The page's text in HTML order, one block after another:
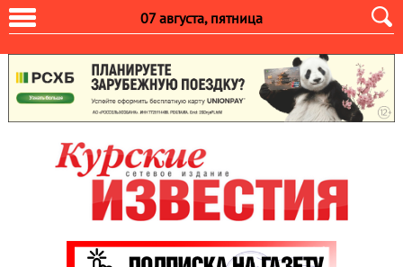
07 августа, пятница